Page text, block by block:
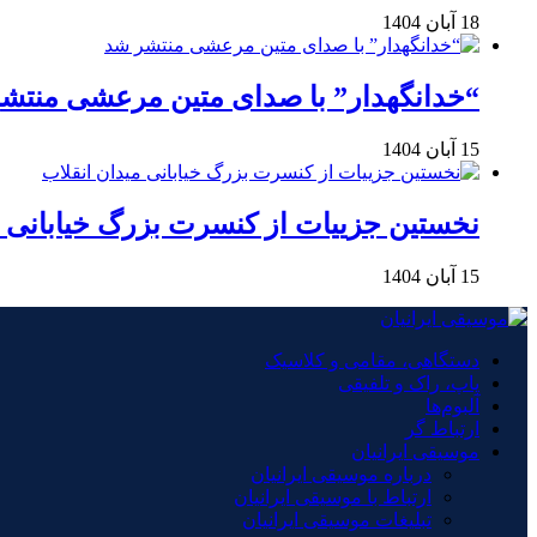
18 آبان 1404
“خدانگهدار” با صدای متین مرعشی
15 آبان 1404
نخستین جزییات از کنسرت بزرگ خیابانی
15 آبان 1404
دستگاهی، مقامی و کلاسیک
پاپ، راک و تلفیقی
آلبوم‌ها
ارتباط گر
موسیقی ایرانیان
درباره موسیقی ایرانیان
ارتباط با موسیقی ایرانیان
تبلیغات موسیقی ایرانیان